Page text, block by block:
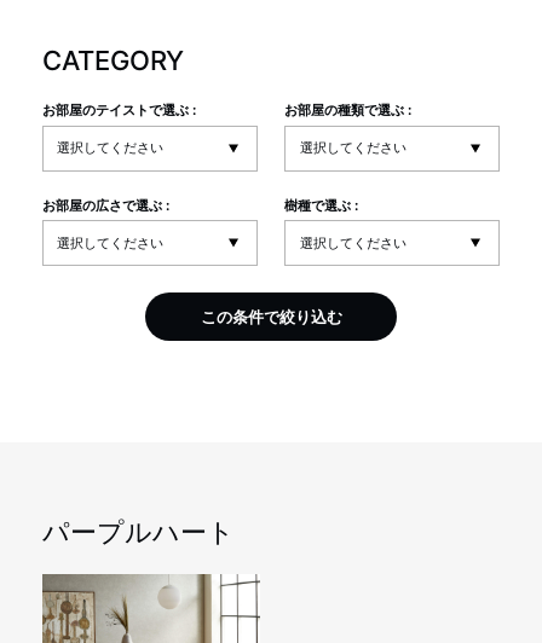
WEBカタログ
全商品一覧
MOKUBA CHANNEL
よくあるご質問
CATEGORY
お部屋のテイストで選ぶ : お部屋の種類で選ぶ :
お部屋の広さで選ぶ : 樹種で選ぶ :
この条件で絞り込む
パープルハート